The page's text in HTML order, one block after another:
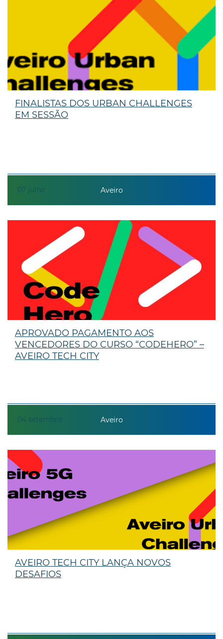
07 julho
FINALISTAS DOS URBAN CHALLENGES
EM SESSÃO
Aveiro
04 setembro
APROVADO PAGAMENTO AOS
VENCEDORES DO CURSO “CODEHERO” –
AVEIRO TECH CITY
Aveiro
AVEIRO TECH CITY LANÇA NOVOS
DESAFIOS